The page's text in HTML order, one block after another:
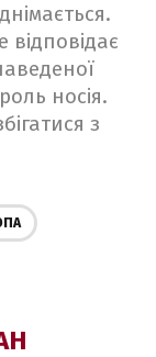
відповідає
носія.
з